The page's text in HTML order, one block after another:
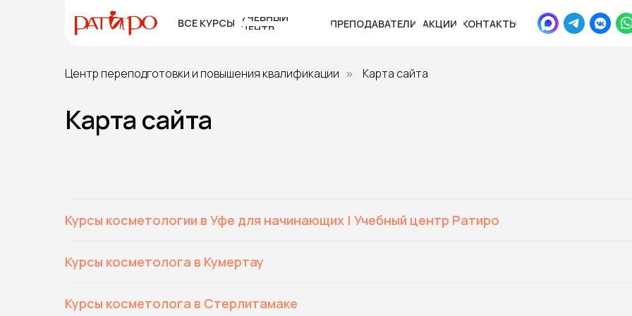
ВСЕ КУРСЫ УЧЕБНЫЙ
ЦЕНТР
ПРЕПОДАВАТЕЛИ АКЦИИ КОНТАКТЫ
ВСЕ КУРСЫ УЧЕБНЫЙ
ЦЕНТР
ПРЕПОДАВАТЕЛИ АКЦИИ КОНТАКТЫ
Центр переподготовки и повышения квалификации » Карта сайта
Карта сайта
Курсы косметологии в Уфе для начинающих | Учебный центр Ратиро
Курсы косметолога в Кумертау
Курсы косметолога в Стерлитамаке